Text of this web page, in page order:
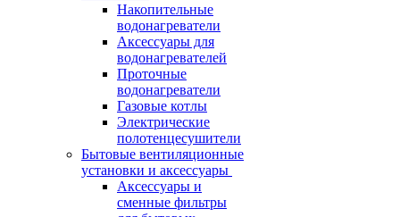
Накопительные
водонагреватели
Аксессуары для
водонагревателей
Проточные
водонагреватели
Газовые котлы
Электрические
полотенцесушители
Бытовые вентиляционные
установки и аксессуары
Аксессуары и
сменные фильтры